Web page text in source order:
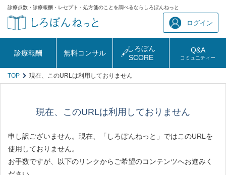
診療点数・診療報酬・レセプト・処方箋のことを調べるならしろぼんねっと
ログイン
診療報酬 無料コンサル
しろぼん
SCORE
Q&A
コミュニティー
TOP 現在、このURLは利用しておりません
現在、このURLは利用しておりません
申し訳ございません。現在、「しろぼんねっと」ではこのURLを
使用しておりません。
お手数ですが、以下のリンクからご希望のコンテンツへお進みく